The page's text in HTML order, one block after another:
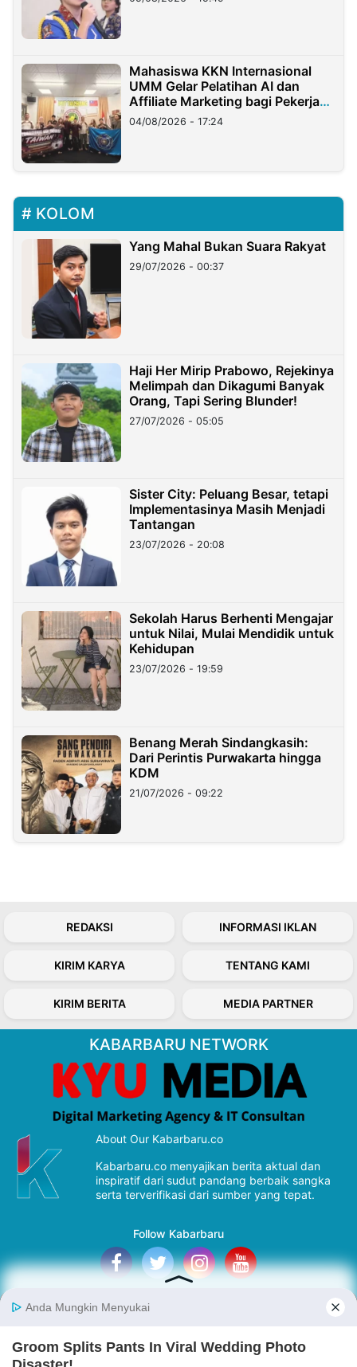
Mahasiswa KKN Internasional
UMM Gelar Pelatihan AI dan
Affiliate Marketing bagi Pekerja
Migran Indonesia di Taiwan
04/08/2026 - 17:24
KOLOM
Yang Mahal Bukan Suara Rakyat
29/07/2026 - 00:37
Haji Her Mirip Prabowo, Rejekinya
Melimpah dan Dikagumi Banyak
Orang, Tapi Sering Blunder!
27/07/2026 - 05:05
Sister City: Peluang Besar, tetapi
Implementasinya Masih Menjadi
Tantangan
23/07/2026 - 20:08
Sekolah Harus Berhenti Mengajar
untuk Nilai, Mulai Mendidik untuk
Kehidupan
23/07/2026 - 19:59
Benang Merah Sindangkasih:
Dari Perintis Purwakarta hingga
KDM
21/07/2026 - 09:22
REDAKSI INFORMASI IKLAN
KIRIM KARYA TENTANG KAMI
KIRIM BERITA MEDIA PARTNER
KABARBARU NETWORK
About Our Kabarbaru.co
Kabarbaru.co menyajikan berita aktual dan
inspiratif dari sudut pandang berbaik sangka
serta terverifikasi dari sumber yang tepat.
Follow Kabarbaru